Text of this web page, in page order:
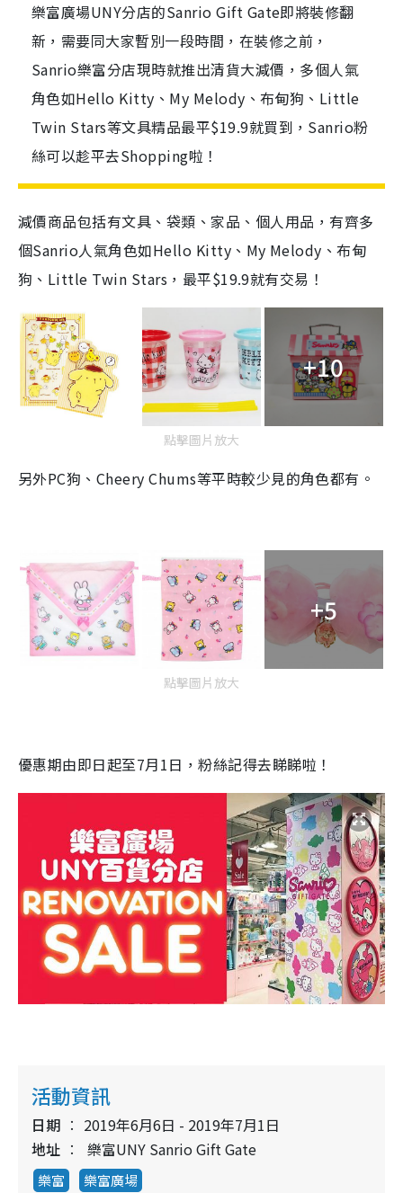
樂富廣場UNY分店的Sanrio Gift Gate即將裝修翻
新，需要同大家暫別一段時間，在裝修之前，
Sanrio樂富分店現時就推出清貨大減價，多個人氣
角色如Hello Kitty、My Melody、布甸狗、Little
Twin Stars等文具精品最平$19.9就買到，Sanrio粉
絲可以趁平去Shopping啦！
減價商品包括有文具、袋類、家品、個人用品，有齊多
個Sanrio人氣角色如Hello Kitty、My Melody、布甸
狗、Little Twin Stars，最平$19.9就有交易！
+10
點擊圖片放大
另外PC狗、Cheery Chums等平時較少見的角色都有。
+5
點擊圖片放大
優惠期由即日起至7月1日，粉絲記得去睇睇啦！
活動資訊
日期
2019年6月6日 - 2019年7月1日
地址
樂富UNY Sanrio Gift Gate
樂富 樂富廣場